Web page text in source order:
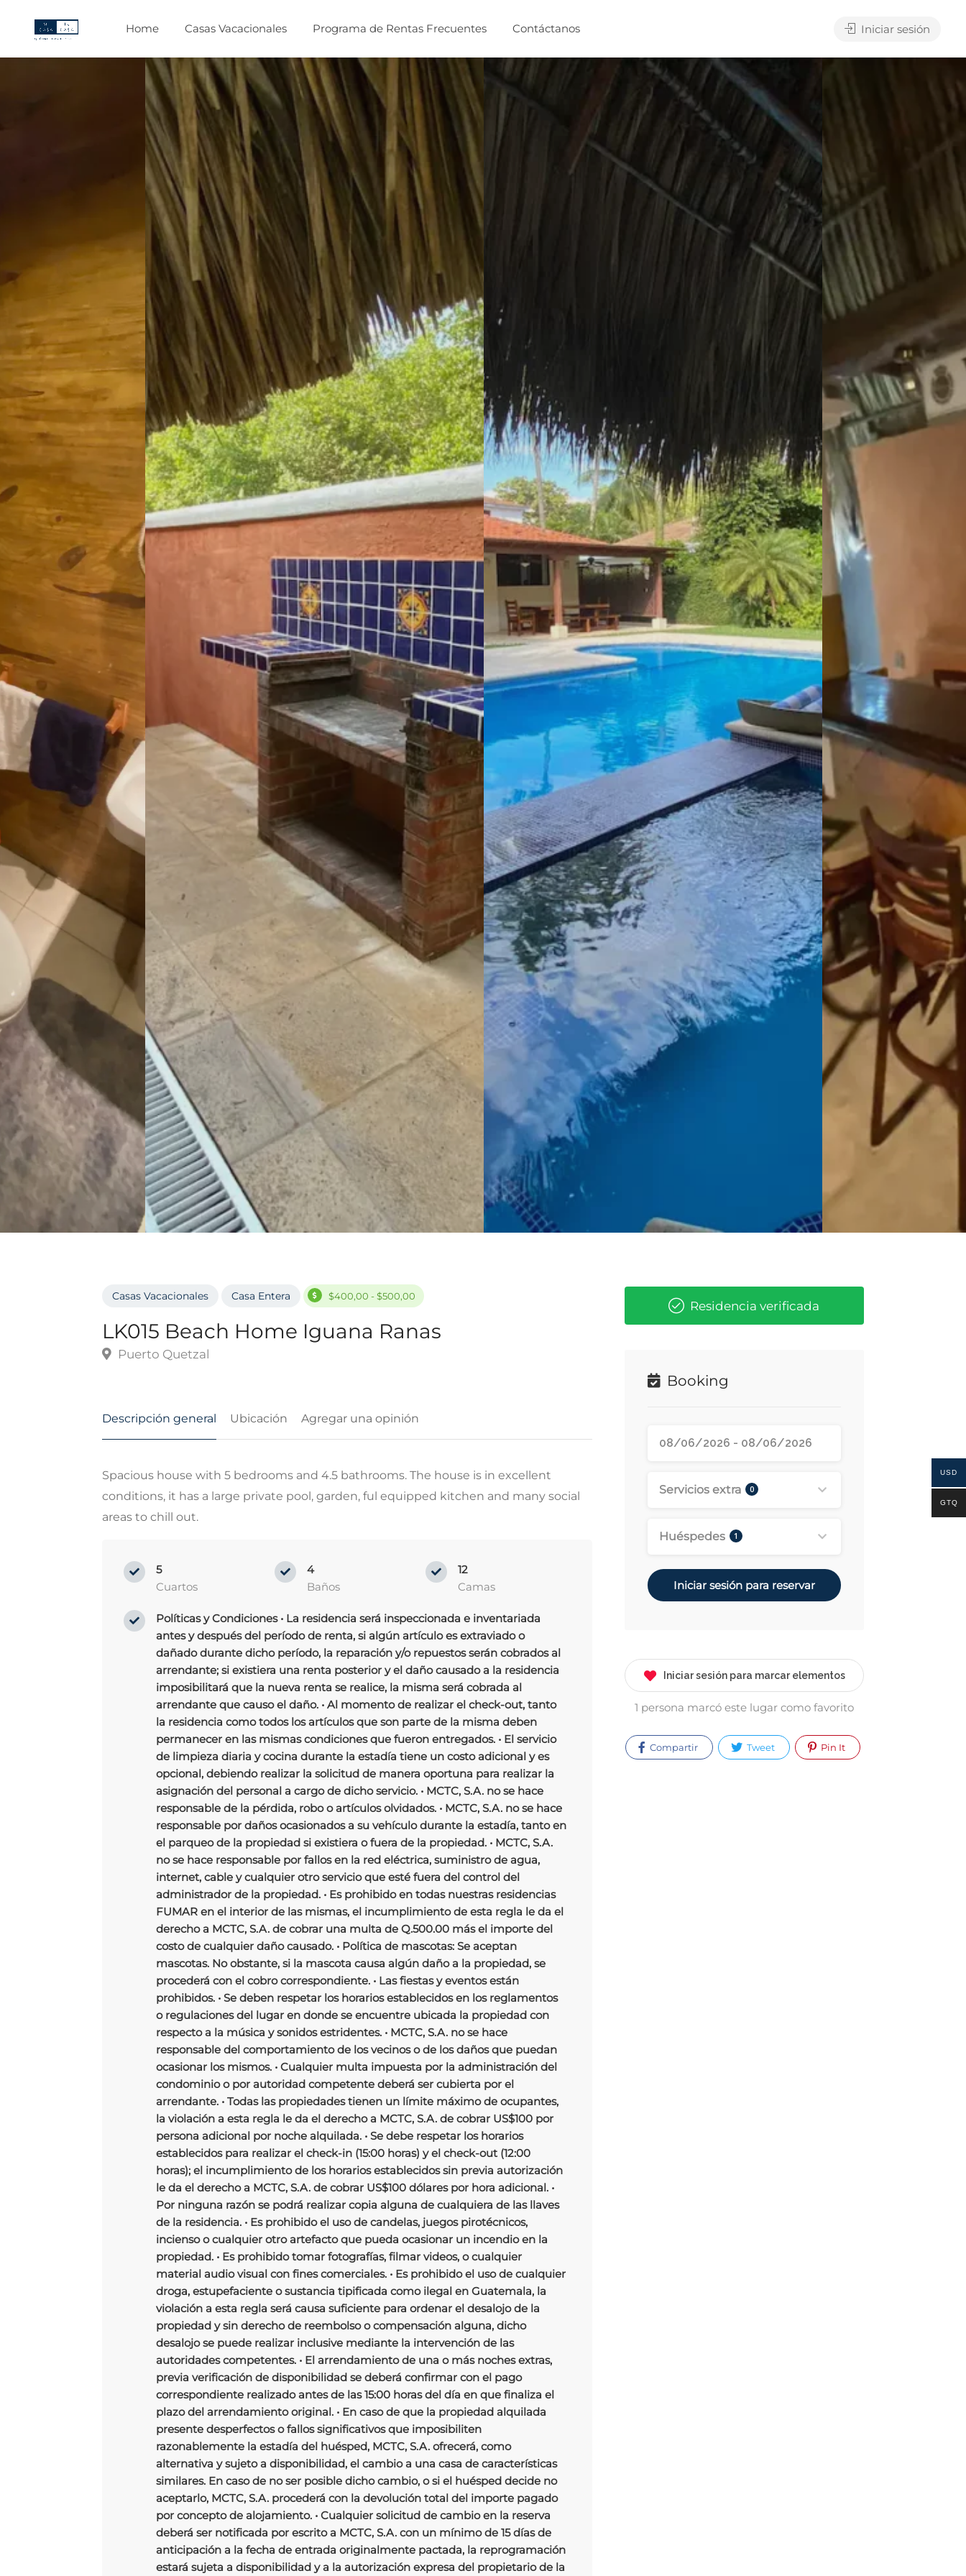
Home Casas Vacacionales Programa de Rentas Frecuentes Contáctanos Iniciar sesión
Casas Vacacionales Casa Entera $400,00 - $500,00
LK015 Beach Home Iguana Ranas
Puerto Quetzal
Descripción general Ubicación Agregar una opinión
Spacious house with 5 bedrooms and 4.5 bathrooms. The house is in excellent
conditions, it has a large private pool, garden, ful equipped kitchen and many social
areas to chill out.
5
Cuartos
4
Baños
12
Camas
Políticas y Condiciones• La residencia será inspeccionada e inventariada
antes y después del período de renta, si algún artículo es extraviado o
dañado durante dicho período, la reparación y/o repuestos serán cobrados al
arrendante; si existiera una renta posterior y el daño causado a la residencia
imposibilitará que la nueva renta se realice, la misma será cobrada al
arrendante que causo el daño. • Al momento de realizar el check-out, tanto
la residencia como todos los artículos que son parte de la misma deben
permanecer en las mismas condiciones que fueron entregados. • El servicio
de limpieza diaria y cocina durante la estadía tiene un costo adicional y es
opcional, debiendo realizar la solicitud de manera oportuna para realizar la
asignación del personal a cargo de dicho servicio. • MCTC, S.A. no se hace
responsable de la pérdida, robo o artículos olvidados. • MCTC, S.A. no se hace
responsable por daños ocasionados a su vehículo durante la estadía, tanto en
el parqueo de la propiedad si existiera o fuera de la propiedad. • MCTC, S.A.
no se hace responsable por fallos en la red eléctrica, suministro de agua,
internet, cable y cualquier otro servicio que esté fuera del control del
administrador de la propiedad. • Es prohibido en todas nuestras residencias
FUMAR en el interior de las mismas, el incumplimiento de esta regla le da el
derecho a MCTC, S.A. de cobrar una multa de Q.500.00 más el importe del
costo de cualquier daño causado. • Política de mascotas: Se aceptan
mascotas. No obstante, si la mascota causa algún daño a la propiedad, se
procederá con el cobro correspondiente. • Las fiestas y eventos están
prohibidos. • Se deben respetar los horarios establecidos en los reglamentos
o regulaciones del lugar en donde se encuentre ubicada la propiedad con
respecto a la música y sonidos estridentes. • MCTC, S.A. no se hace
responsable del comportamiento de los vecinos o de los daños que puedan
ocasionar los mismos. • Cualquier multa impuesta por la administración del
condominio o por autoridad competente deberá ser cubierta por el
arrendante. • Todas las propiedades tienen un límite máximo de ocupantes,
la violación a esta regla le da el derecho a MCTC, S.A. de cobrar US$100 por
persona adicional por noche alquilada. • Se debe respetar los horarios
establecidos para realizar el check-in (15:00 horas) y el check-out (12:00
horas); el incumplimiento de los horarios establecidos sin previa autorización
le da el derecho a MCTC, S.A. de cobrar US$100 dólares por hora adicional. •
Por ninguna razón se podrá realizar copia alguna de cualquiera de las llaves
de la residencia. • Es prohibido el uso de candelas, juegos pirotécnicos,
incienso o cualquier otro artefacto que pueda ocasionar un incendio en la
propiedad. • Es prohibido tomar fotografías, filmar videos, o cualquier
material audio visual con fines comerciales. • Es prohibido el uso de cualquier
droga, estupefaciente o sustancia tipificada como ilegal en Guatemala, la
violación a esta regla será causa suficiente para ordenar el desalojo de la
propiedad y sin derecho de reembolso o compensación alguna, dicho
desalojo se puede realizar inclusive mediante la intervención de las
autoridades competentes. • El arrendamiento de una o más noches extras,
previa verificación de disponibilidad se deberá confirmar con el pago
correspondiente realizado antes de las 15:00 horas del día en que finaliza el
plazo del arrendamiento original. • En caso de que la propiedad alquilada
presente desperfectos o fallos significativos que imposibiliten
razonablemente la estadía del huésped, MCTC, S.A. ofrecerá, como
alternativa y sujeto a disponibilidad, el cambio a una casa de características
similares. En caso de no ser posible dicho cambio, o si el huésped decide no
aceptarlo, MCTC, S.A. procederá con la devolución total del importe pagado
por concepto de alojamiento. • Cualquier solicitud de cambio en la reserva
deberá ser notificada por escrito a MCTC, S.A. con un mínimo de 15 días de
anticipación a la fecha de entrada originalmente pactada, la reprogramación
estará sujeta a disponibilidad y a la autorización expresa del propietario de la
Residencia verificada
Booking
Servicios extra 0
Huéspedes 1
Iniciar sesión para reservar
Iniciar sesión para marcar elementos
1 persona marcó este lugar como favorito
Compartir Tweet Pin It
USD
GTQ